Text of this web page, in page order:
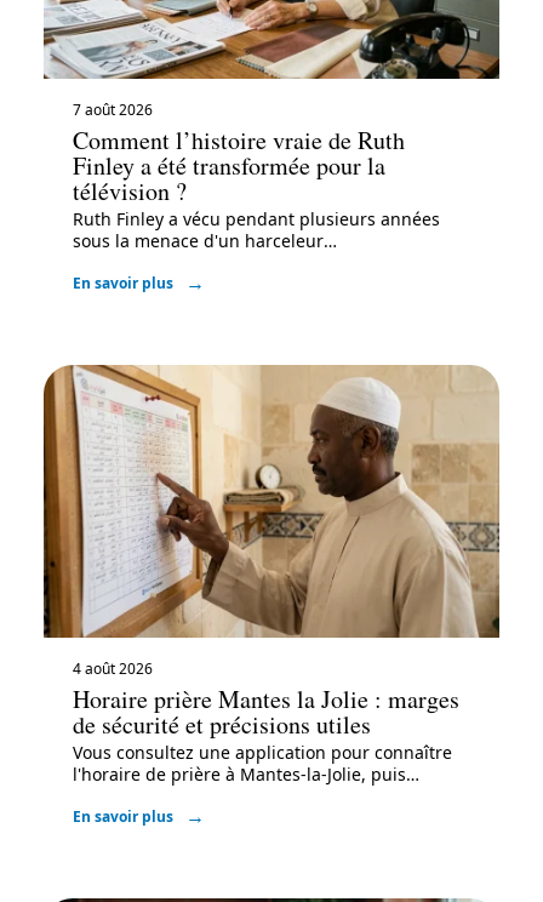
7 août 2026
Comment l’histoire vraie de Ruth
Finley a été transformée pour la
télévision ?
Ruth Finley a vécu pendant plusieurs années
sous la menace d'un harceleur…
En savoir plus
4 août 2026
Horaire prière Mantes la Jolie : marges
de sécurité et précisions utiles
Vous consultez une application pour connaître
l'horaire de prière à Mantes-la-Jolie, puis…
En savoir plus